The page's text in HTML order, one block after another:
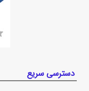
دسترسی سریع